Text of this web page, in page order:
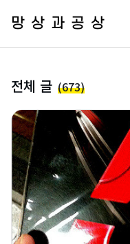
망상과공상
전체 글 (673)